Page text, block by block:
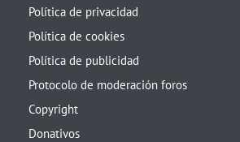
Política de privacidad
Política de cookies
Política de publicidad
Protocolo de moderación foros
Copyright
Donativos